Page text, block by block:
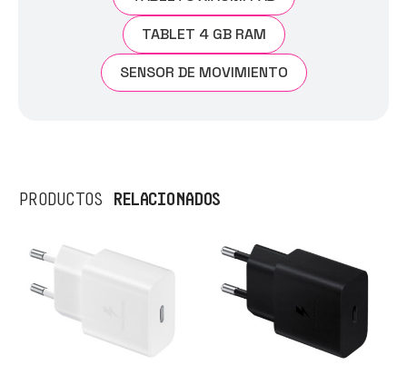
TABLET 4 GB RAM
SENSOR DE MOVIMIENTO
PRODUCTOS RELACIONADOS